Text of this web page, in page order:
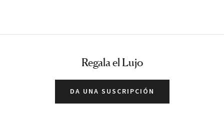
Regala el Lujo
DA UNA SUSCRIPCIÓN